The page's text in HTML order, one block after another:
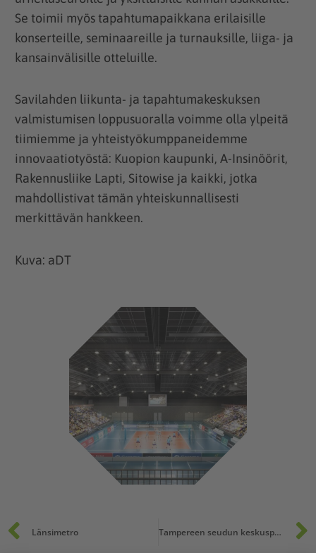
Se toimii myös tapahtumapaikkana erilaisille
konserteille, seminaareille ja turnauksille, liiga- ja
kansainvälisille otteluille.
Savilahden liikunta- ja tapahtumakeskuksen
valmistumisen loppusuoralla voimme olla ylpeitä
tiimiemme ja yhteistyökumppaneidemme
innovaatiotyöstä: Kuopion kaupunki, A-Insinöörit,
Rakennusliike Lapti, Sitowise ja kaikki, jotka
mahdollistivat tämän yhteiskunnallisesti
merkittävän hankkeen.
Kuva: aDT
Länsimetro Tampereen seudun keskuspuhdistamo